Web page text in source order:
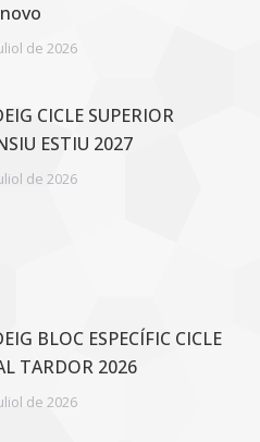
de 2026
CICLE SUPERIOR
ESTIU 2027
de 2026
BLOC ESPECÍFIC CICLE
TARDOR 2026
de 2026